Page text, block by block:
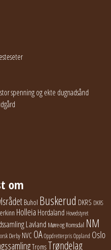
spenning og ekte dugnadsånd
om
Buhol Buskerud DKRS DKRS
Holleia Hordaland Hovedstyret
Lavland Møre og Romsdal NM
Derby NVC OAOppdretterprisOppland Oslo
Troms Trøndelag